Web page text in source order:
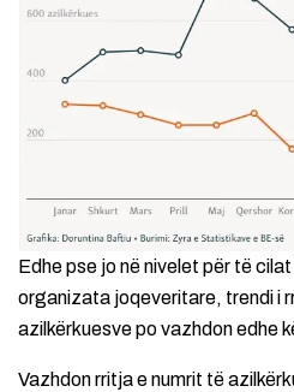
Edhe pse jo në nivelet për të
organizata joqeveritare, trendi i
azilkërkuesve po vazhdon edhe
Vazhdon rritja e numrit të